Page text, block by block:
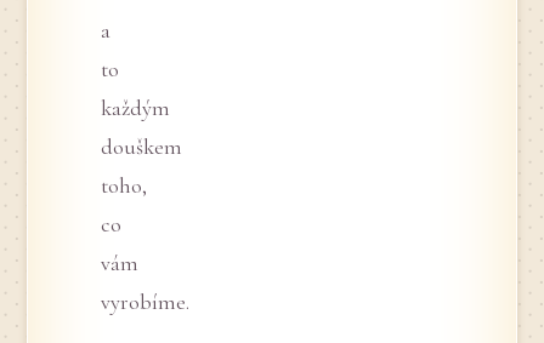
a
to
každým
douškem
toho,
co
vám
vyrobíme.